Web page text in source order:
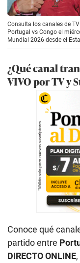
Consulta los canales de
Portugal vs Congo el
Mundial 2026 desde el
¿Qué canal
VIVO por TV y
Conoce qué
partido entre
DIRECTO ONLINE